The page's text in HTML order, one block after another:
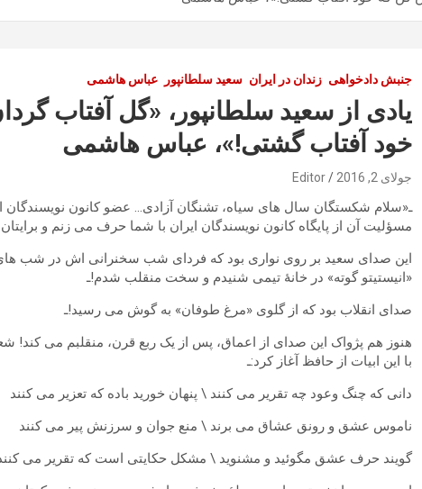
جنبش دادخواهی زندان در ایران سعید سلطانپور عباس هاشمی
یادی از سعید سلطانپور، «گل آفتاب
خود آفتاب گشتی!»، عباس هاشمی
جولای 2, 2016 Editor
ـ«سلام شکستگان سال های سیاه، تشنگان آزادی… عضو کانون نویسندگان
مسؤلیت آن از پایگاه کانون نویسندگان ایران با شما حرف می زنم و
این صدای سعید بر روی نواری بود که فردای شب سخنرانی اش در شب
«انیستیتو گوته» در خانۀ تیمی شنیدم و سخت منقلب شدم!ـ
صدای انقلاب بود که از گلوی «مرغ طوفان» به گوش می رسید!ـ
هنوز هم پژواک این صدای از اعماق، پس از یک ربع قرن، منقلبم می کند!
با این ابیات از حافظ آغاز کرد:ـ
دانی که چنگ وعود چه تقریر می کنند \ پنهان خورید باده که تعزیر می کنند
ناموس عشق و رونق عشاق می برند \ منع جوان و سرزنش پیر می کنند
گویند حرف عشق مگوئید و مشنوید \ مشکل حکایتی است که تقریر می